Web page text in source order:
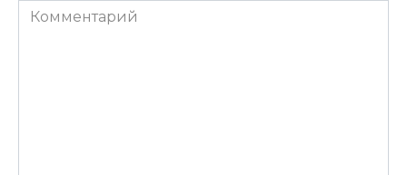
Комментарий